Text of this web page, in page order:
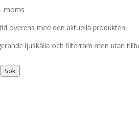
moms
överens med den aktuella produkten.
ljuskälla och filterram men utan
Sök